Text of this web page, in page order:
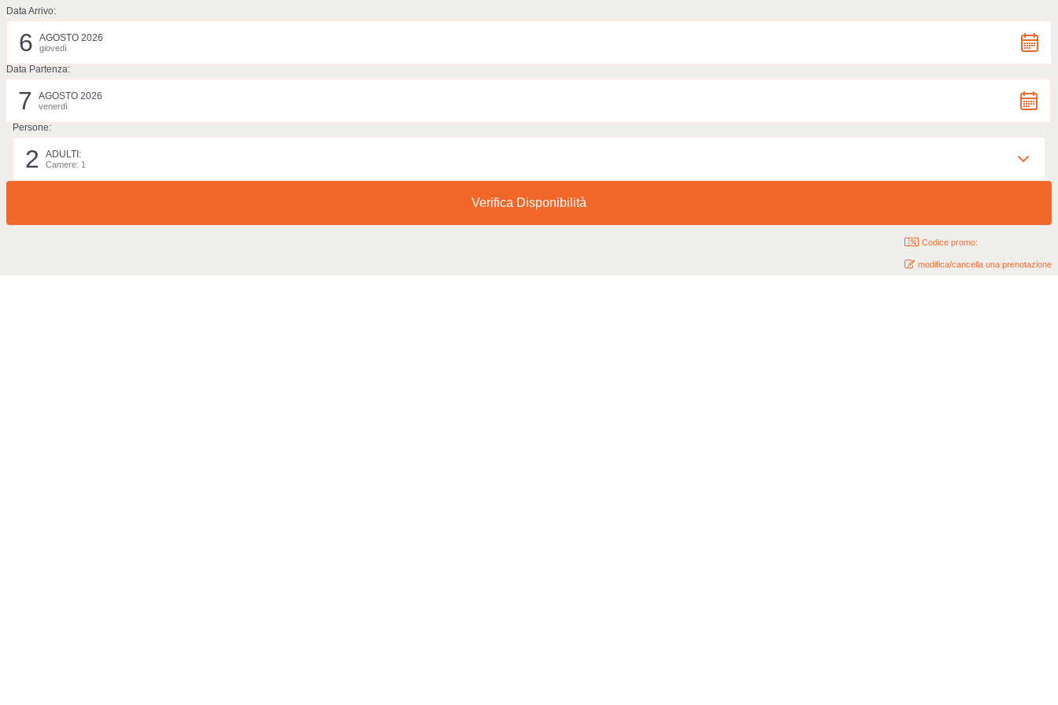
Data Arrivo:
6 AGOSTO 2026
giovedì
Data Partenza:
7 AGOSTO 2026
venerdì
Persone:
2 ADULTI:
Camere: 1
Codice promo:
modifica/cancella una prenotazione